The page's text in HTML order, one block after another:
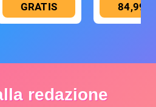
GRATIS 84,99 €
redazione